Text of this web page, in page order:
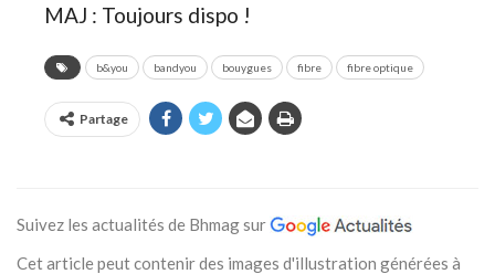
MAJ : Toujours dispo !
b&you bandyou bouygues fibre fibre optique
Partage
Suivez les actualités de Bhmag sur
Cet article peut contenir des images d'illustration générées à